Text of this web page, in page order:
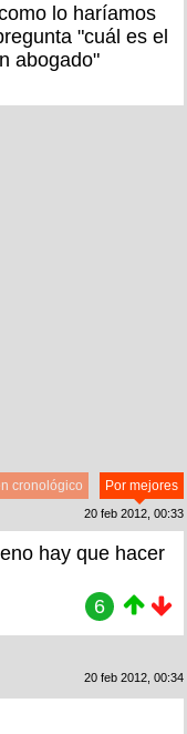
lo haríamos
"cuál es el
abogado"
Por mejores
cronológico
20 feb 2012, 00:33
hay que hacer
6
20 feb 2012, 00:34